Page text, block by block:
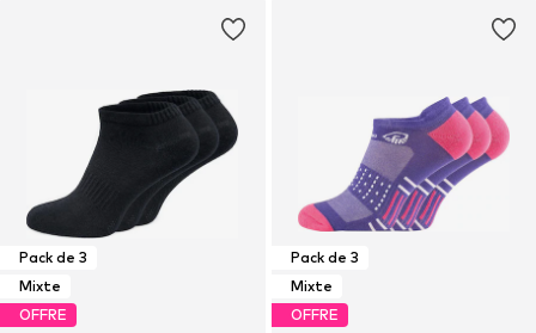
Pack de 3
Mixte
OFFRE
Pack de 3
Mixte
OFFRE